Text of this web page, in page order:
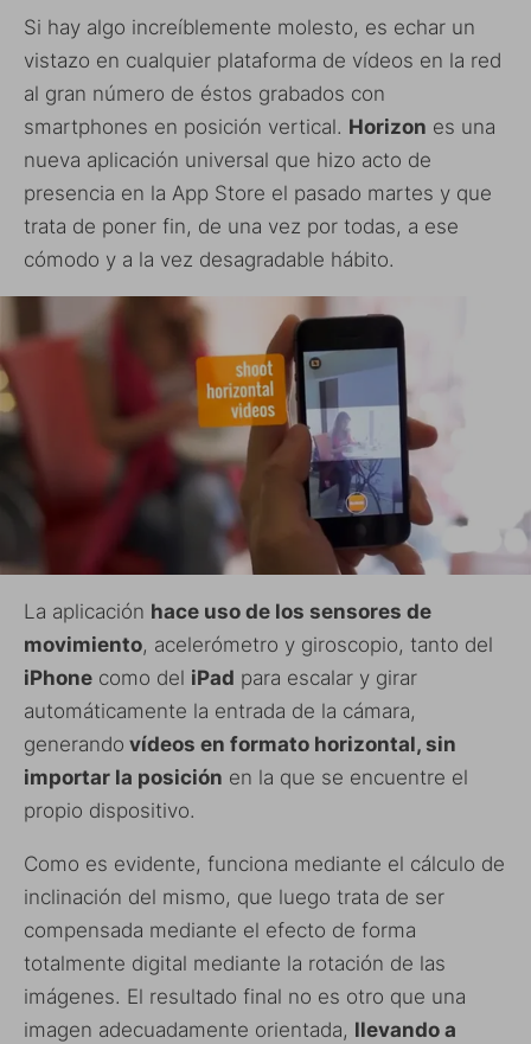
Si hay algo increíblemente molesto, es echar un
vistazo en cualquier plataforma de vídeos en la red
al gran número de éstos grabados con
smartphones en posición vertical. Horizon es una
nueva aplicación universal que hizo acto de
presencia en la App Store el pasado martes y que
trata de poner fin, de una vez por todas, a ese
cómodo y a la vez desagradable hábito.
La aplicación hace uso de los sensores de
movimiento, acelerómetro y giroscopio, tanto del
iPhone como del iPad para escalar y girar
automáticamente la entrada de la cámara,
generando vídeos en formato horizontal, sin
importar la posición en la que se encuentre el
propio dispositivo.
Como es evidente, funciona mediante el cálculo de
inclinación del mismo, que luego trata de ser
compensada mediante el efecto de forma
totalmente digital mediante la rotación de las
imágenes. El resultado final no es otro que una
imagen adecuadamente orientada, llevando a